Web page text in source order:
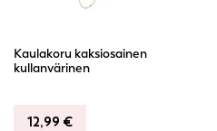
Kaulakoru kaksiosainen
kullanvärinen
12,99 €